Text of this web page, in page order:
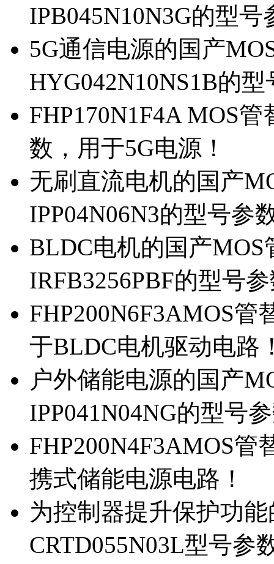
IPB045N10N3G的型号
5G通信电源的国产
HYG042N10NS1B的
FHP170N1F4A MOS
数，用于5G电源！
无刷直流电机的国产
IPP04N06N3的型号参
BLDC电机的国产MOS
IRFB3256PBF的型号
FHP200N6F3AMOS管
于BLDC电机驱动电路
户外储能电源的国产
IPP041N04NG的型号
FHP200N4F3AMOS管
携式储能电源电路！
为控制器提升保护功
CRTD055N03L型号参